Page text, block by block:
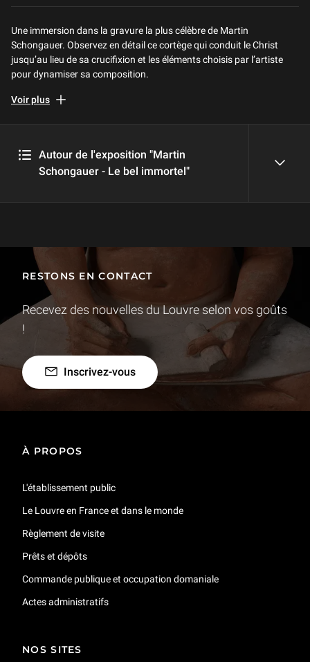
Une immersion dans la gravure la plus célèbre de Martin
Schongauer. Observez en détail ce cortège qui conduit le Christ
jusqu’au lieu de sa crucifixion et les éléments choisis par l’artiste
pour dynamiser sa composition.
En lien avec l'exposition
Voir plus
Autour de l'exposition "Martin
Schongauer - Le bel immortel"
Martin Schongauer : Le bel immortel
"Martin Schongauer. Le bel immortel", présentation de l'exposition - Musée du Louvre
1 h 20 min
RESTONS EN CONTACT
Recevez des nouvelles du Louvre selon vos goûts
!
Inscrivez-vous
À PROPOS
L'établissement public
Le Louvre en France et dans le monde
Règlement de visite
Prêts et dépôts
Commande publique et occupation domaniale
Actes administratifs
NOS SITES